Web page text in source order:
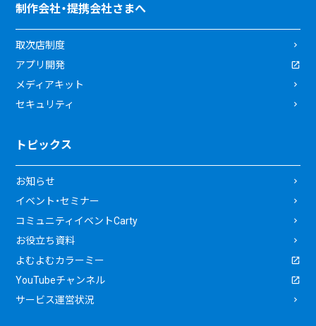
制作会社・提携会社さまへ
取次店制度
アプリ開発
メディアキット
セキュリティ
トピックス
お知らせ
イベント・セミナー
コミュニティイベントCarty
お役立ち資料
よむよむカラーミー
YouTubeチャンネル
サービス運営状況